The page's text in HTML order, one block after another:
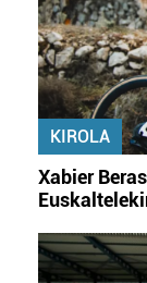
KIROLA
Xabier